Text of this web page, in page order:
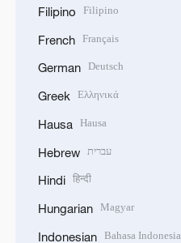
Filipino Filipino
French Français
German Deutsch
Greek Ελληνικά
Hausa Hausa
Hebrew עברית
Hindi हिन्दी
Hungarian Magyar
Indonesian Bahasa Indonesia